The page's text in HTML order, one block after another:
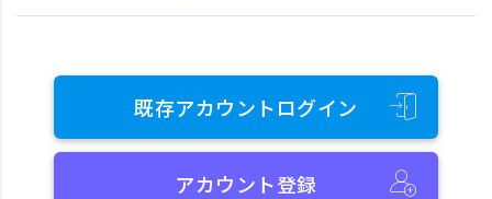
既存アカウントログイン
アカウント登録